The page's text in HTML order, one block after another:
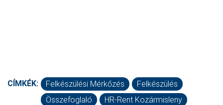
CÍMKÉK: Felkészülési Mérkőzés
Felkészülés
Összefoglaló
HR-Rent Kozármisleny